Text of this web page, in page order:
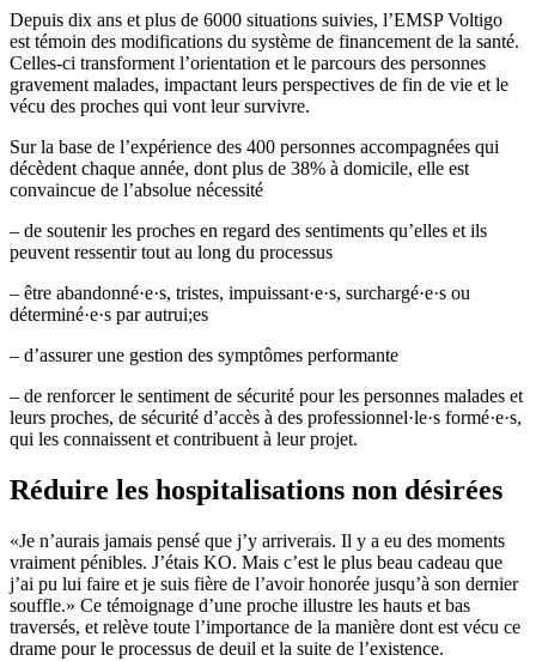
Depuis dix ans et plus de 6000 situations suivies, l’EMSP Voltigo
est témoin des modifications du système de financement de la santé.
Celles-ci transforment l’orientation et le parcours des personnes
gravement malades, impactant leurs perspectives de fin de vie et le
vécu des proches qui vont leur survivre.
Sur la base de l’expérience des 400 personnes accompagnées qui
décèdent chaque année, dont plus de 38% à domicile, elle est
convaincue de l’absolue nécessité
– de soutenir les proches en regard des sentiments qu’elles et ils
peuvent ressentir tout au long du processus
– être abandonné·e·s, tristes, impuissant·e·s, surchargé·e·s ou
déterminé·e·s par autrui;es
– d’assurer une gestion des symptômes performante
– de renforcer le sentiment de sécurité pour les personnes malades et
leurs proches, de sécurité d’accès à des professionnel·le·s formé·e·s,
qui les connaissent et contribuent à leur projet.
Réduire les hospitalisations non désirées
«Je n’aurais jamais pensé que j’y arriverais. Il y a eu des moments
vraiment pénibles. J’étais KO. Mais c’est le plus beau cadeau que
j’ai pu lui faire et je suis fière de l’avoir honorée jusqu’à son dernier
souffle.» Ce témoignage d’une proche illustre les hauts et bas
traversés, et relève toute l’importance de la manière dont est vécu ce
drame pour le processus de deuil et la suite de l’existence.